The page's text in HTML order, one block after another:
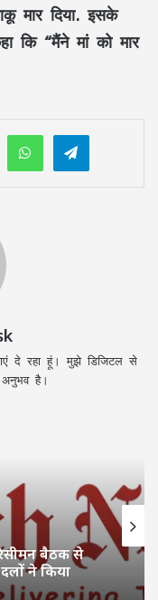
मार दिया. इसके
कि “मैंने मां को मार
WhatsAppTelegram
दे रहा हूं। मुझे डिजिटल से
है।
बैठक से
ने किया